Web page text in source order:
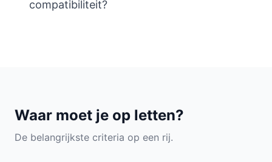
compatibiliteit?
Waar moet je op letten?
De belangrijkste criteria op een rij.